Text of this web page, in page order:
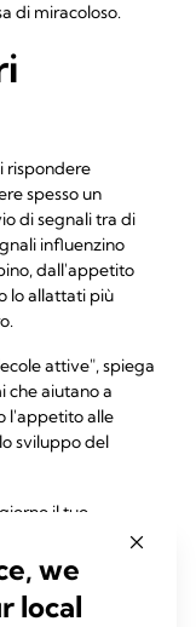
di miracoloso.
rispondere
spesso un
di segnali tra di
influenzino
dall'appetito
lo allattati più
attive", spiega
che aiutano a
l'appetito alle
sviluppo del
il tuo
viventi; sono
ad esempio le
queste cellule ha
della salute del
we
local